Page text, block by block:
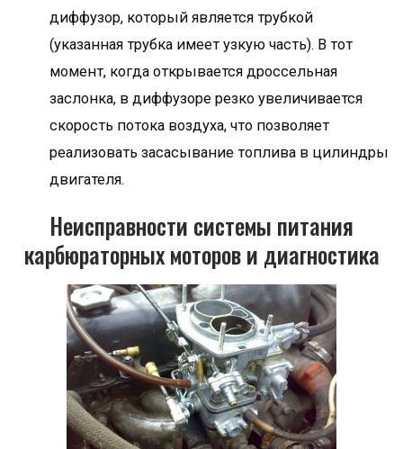
диффузор, который является трубкой
(указанная трубка имеет узкую часть). В тот
момент, когда открывается дроссельная
заслонка, в диффузоре резко увеличивается
скорость потока воздуха, что позволяет
реализовать засасывание топлива в цилиндры
двигателя.
Неисправности системы питания
карбюраторных моторов и диагностика